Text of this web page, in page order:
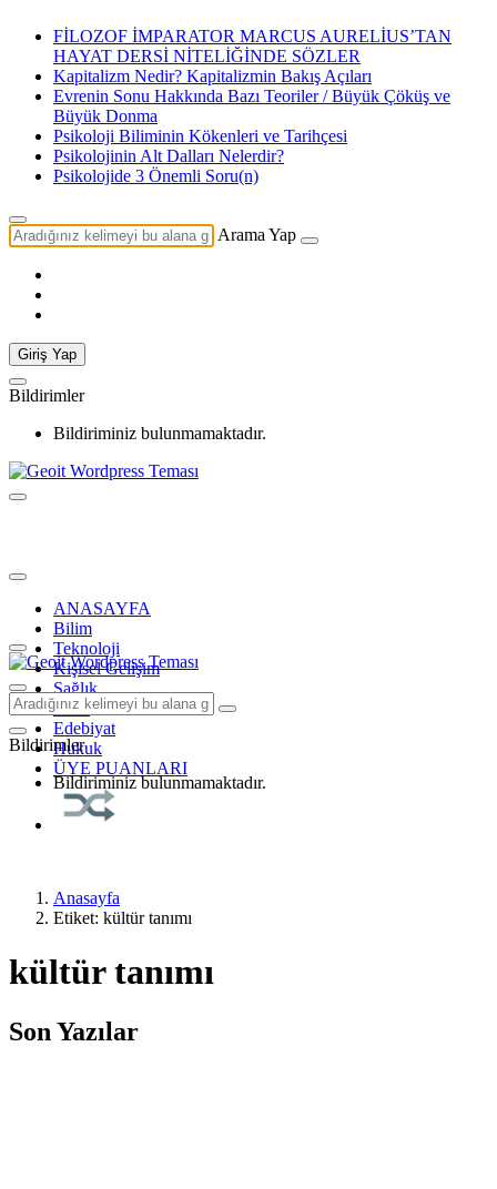
FİLOZOF İMPARATOR MARCUS AURELİUS’TAN
HAYAT DERSİ NİTELİĞİNDE SÖZLER
Kapitalizm Nedir? Kapitalizmin Bakış Açıları
Evrenin Sonu Hakkında Bazı Teoriler / Büyük Çöküş ve
Büyük Donma
Psikoloji Biliminin Kökenleri ve Tarihçesi
Psikolojinin Alt Dalları Nelerdir?
Psikolojide 3 Önemli Soru(n)
Arama Yap
Giriş Yap
Bildirimler
Bildiriminiz bulunmamaktadır.
ANASAYFA
Bilim
Teknoloji
Kişisel Gelişim
Sağlık
Tarih
Edebiyat
Hukuk
ÜYE PUANLARI
Bildirimler
Bildiriminiz bulunmamaktadır.
Anasayfa
Etiket: kültür tanımı
kültür tanımı
Son Yazılar